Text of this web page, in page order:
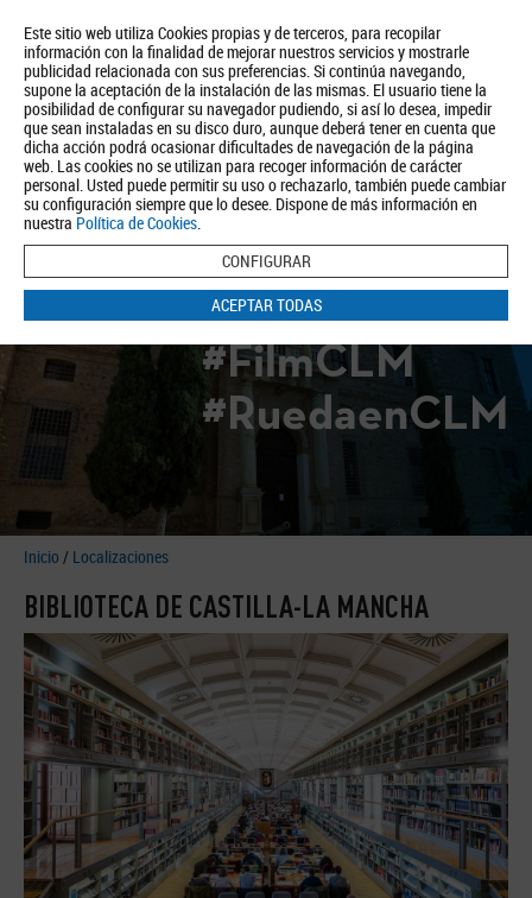
Este sitio web utiliza Cookies propias y de terceros, para recopilar
información con la finalidad de mejorar nuestros servicios y mostrarle
publicidad relacionada con sus preferencias. Si continúa navegando,
supone la aceptación de la instalación de las mismas. El usuario tiene la
posibilidad de configurar su navegador pudiendo, si así lo desea, impedir
que sean instaladas en su disco duro, aunque deberá tener en cuenta que
dicha acción podrá ocasionar dificultades de navegación de la página
web. Las cookies no se utilizan para recoger información de carácter
personal. Usted puede permitir su uso o rechazarlo, también puede cambiar
su configuración siempre que lo desee. Dispone de más información en
nuestra Política de Cookies.
CONFIGURAR
ACEPTAR TODAS
Quiénes somos Turismo Política de Privacidad Aviso Legal
Política de Cookies
BUSCAR
#FilmCLM
#RuedaenCLM
Inicio / Localizaciones
BIBLIOTECA DE CASTILLA-LA MANCHA